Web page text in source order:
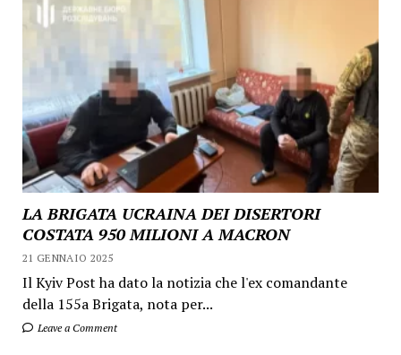
LA BRIGATA UCRAINA DEI DISERTORI
COSTATA 950 MILIONI A MACRON
21 GENNAIO 2025
Il Kyiv Post ha dato la notizia che l'ex comandante
della 155a Brigata, nota per...
Leave a Comment